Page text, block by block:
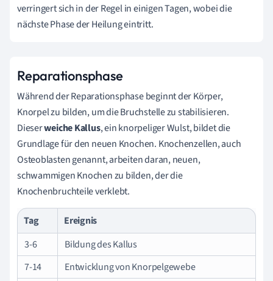
verringert sich in der Regel in einigen Tagen, wobei die
nächste Phase der Heilung eintritt.
Reparationsphase
Während der Reparationsphase beginnt der Körper,
Knorpel zu bilden, um die Bruchstelle zu stabilisieren.
Dieserweiche Kallus, ein knorpeliger Wulst, bildet die
Grundlage für den neuen Knochen. Knochenzellen, auch
Osteoblasten genannt, arbeiten daran, neuen,
schwammigen Knochen zu bilden, der die
Knochenbruchteile verklebt.
Tag
Ereignis
3-6
Bildung des Kallus
7-14
Entwicklung von Knorpelgewebe